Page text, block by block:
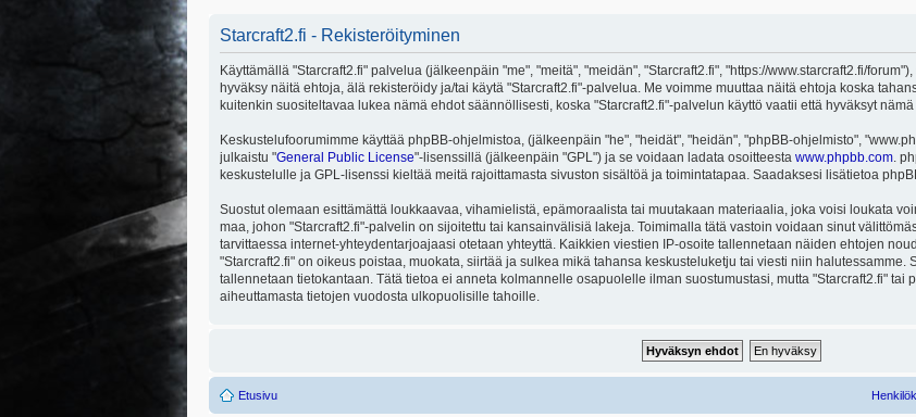
Starcraft2.fi - Rekisteröityminen
Käyttämällä "Starcraft2.fi" palvelua (jälkeenpäin "me", "meitä", "meidän", "Starcraft2.fi", "https://www.starcraft2.fi/
hyväksy näitä ehtoja, älä rekisteröidy ja/tai käytä "Starcraft2.fi"-palvelua. Me voimme muuttaa näitä ehtoja koska
kuitenkin suositeltavaa lukea nämä ehdot säännöllisesti, koska "Starcraft2.fi"-palvelun käyttö vaatii että hyväksyt
Keskustelufoorumimme käyttää phpBB-ohjelmistoa, (jälkeenpäin "he", "heidät", "heidän", "phpBB-ohjelmisto",
julkaistu "General Public License"-lisenssillä (jälkeenpäin "GPL") ja se voidaan ladata osoitteesta www.phpbb.com .
keskustelulle ja GPL-lisenssi kieltää meitä rajoittamasta sivuston sisältöä ja toimintatapaa. Saadaksesi lisätietoa
Suostut olemaan esittämättä loukkaavaa, vihamielistä, epämoraalista tai muutakaan materiaalia, joka voisi loukata
maa, johon "Starcraft2.fi"-palvelin on sijoitettu tai kansainvälisiä lakeja. Toimimalla tätä vastoin voidaan sinut
tarvittaessa internet-yhteydentarjoajaasi otetaan yhteyttä. Kaikkien viestien IP-osoite tallennetaan näiden ehtojen
"Starcraft2.fi" on oikeus poistaa, muokata, siirtää ja sulkea mikä tahansa keskusteluketju tai viesti niin halutessamme.
tallennetaan tietokantaan. Tätä tietoa ei anneta kolmannelle osapuolelle ilman suostumustasi, mutta "Starcraft2.fi" tai
aiheuttamasta tietojen vuodosta ulkopuolisille tahoille.
Etusivu